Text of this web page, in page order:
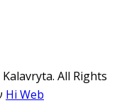
All Rights
Hi Web